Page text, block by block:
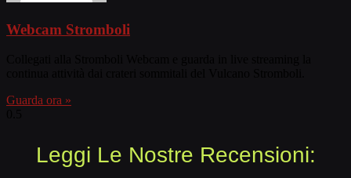
Webcam Stromboli
Guarda ora »
Leggi Le Nostre Recensioni: